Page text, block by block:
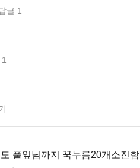
글 1
풀잎님까지 꾹누름20개소진함